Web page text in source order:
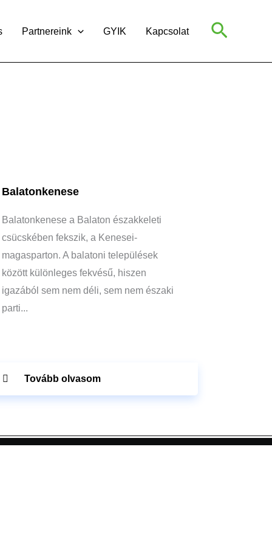
Partnereink GYIK Kapcsolat Search
Balatonkenese
Balatonkenese a Balaton északkeleti
csücskében fekszik, a Kenesei-
magasparton. A balatoni települések
között különleges fekvésű, hiszen
igazából sem nem déli, sem nem északi
parti...
Tovább olvasom